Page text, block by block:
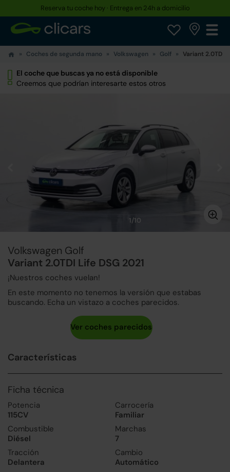
Reserva tu coche hoy · Entrega en 24h a domicilio
Coches de segunda mano Volkswagen Golf Variant 2.0TDI
El coche que buscas ya no está disponible
Creemos que podrían interesarte estos otros
1/10
Volkswagen Golf
Variant 2.0TDI Life DSG 2021
¡Nuestros coches vuelan!
En este momento no tenemos la versión que estabas
buscando. Echa un vistazo a coches parecidos.
Características
Ficha técnica
Potencia
115CV
Carrocería
Familiar
Combustible
Diésel
Marchas
7
Tracción
Delantera
Cambio
Automático